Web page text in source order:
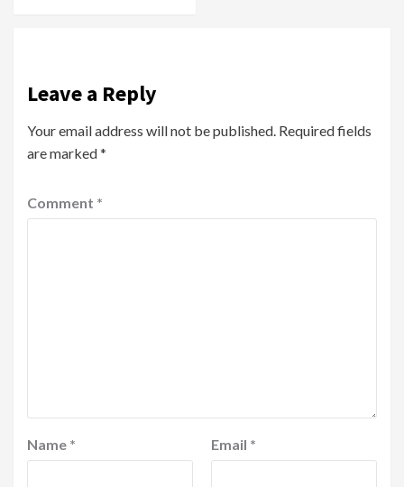
Leave a Reply
Your email address will not be published. Required fields
are marked*
Comment *
Name * Email *